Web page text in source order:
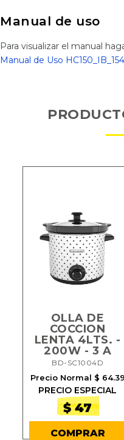
Manual de uso
Para visualizar el manual
Manual de Uso
OLLA DE
COCCION
LENTA 4LTS. -
200W - 3 A
BD-SC1004D
Precio Normal $ 64.39
PRECIO ESPECIAL
$ 47
COMPRAR